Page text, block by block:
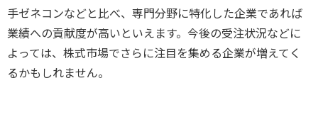
手ゼネコンなどと比べ、専門分野に特化した企業であれば
業績への貢献度が高いといえます。今後の受注状況などに
よっては、株式市場でさらに注目を集める企業が増えてく
るかもしれません。